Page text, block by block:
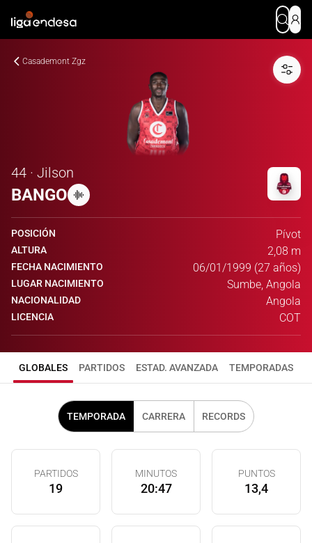
Casademont Zgz
44 · Jilson
BANGO
POSICIÓN Pívot
ALTURA 2,08 m
FECHA NACIMIENTO 06/01/1999 (27 años)
LUGAR NACIMIENTO Sumbe, Angola
NACIONALIDAD Angola
LICENCIA COT
GLOBALES PARTIDOS ESTAD. AVANZADA TEMPORADAS
TEMPORADA CARRERA RECORDS
PARTIDOS
19
MINUTOS
20:47
PUNTOS
13,4